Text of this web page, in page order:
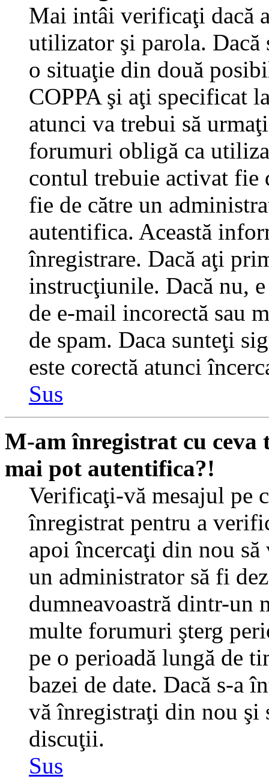
Mai intâi verificaţi dacă
utilizator şi parola. Dacă
o situaţie din două
COPPA şi aţi specificat
atunci va trebui să
forumuri obligă ca
contul trebuie activat fie
fie de către un
autentifica. Această
înregistrare. Dacă aţi
instrucţiunile. Dacă nu,
de e-mail incorectă sau
de spam. Daca sunteţi
este corectă atunci
Sus
M-am înregistrat cu
mai pot autentifica?!
Verificaţi-vă mesajul pe
înregistrat pentru a
apoi încercaţi din nou
un administrator să fi
dumneavoastră dintr-un
multe forumuri şterg
pe o perioadă lungă de
bazei de date. Dacă s-a
vă înregistraţi din nou
discuţii.
Sus